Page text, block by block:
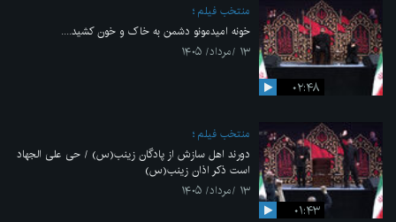
۰۲:۴۸
منتخب فیلم
خونه امیدمونو دشمن به خاک و خون کشید....
۱۳ /مرداد/ ۱۴۰۵
۰۱:۴۳
منتخب فیلم
دورند اهل سازش از پادگان زینب(س) / حی علی الجهاد
است ذکر اذان زینب(س)
۱۳ /مرداد/ ۱۴۰۵